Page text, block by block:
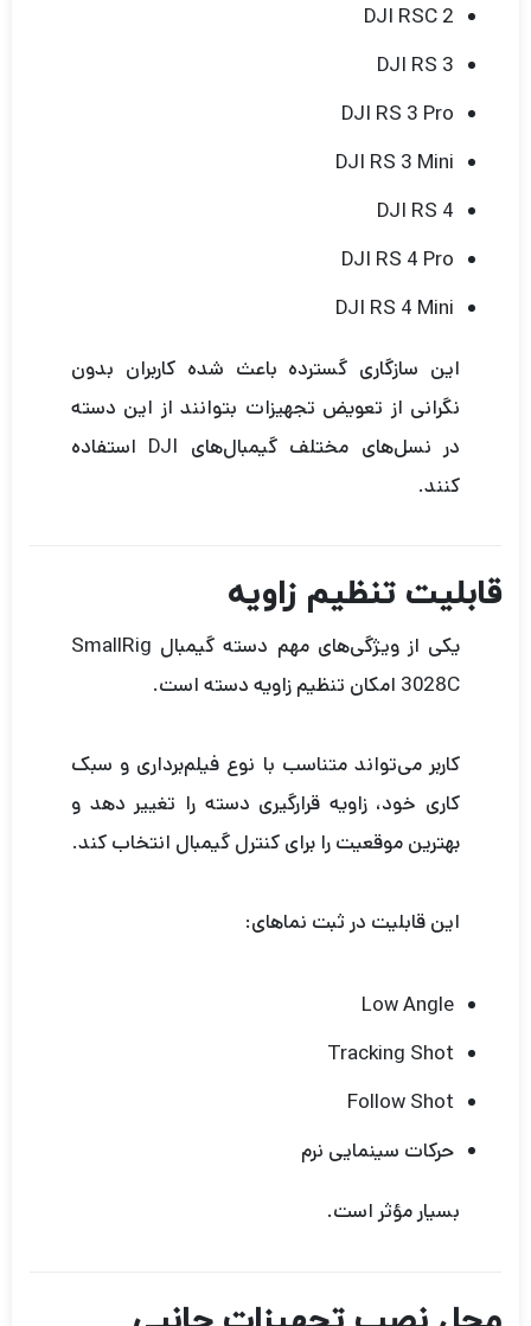
DJI RSC 2
DJI RS 3
DJI RS 3 Pro
DJI RS 3 Mini
DJI RS 4
DJI RS 4 Pro
DJI RS 4 Mini
این سازگاری گسترده باعث شده کاربران بدون
نگرانی از تعویض تجهیزات بتوانند از این دسته
در نسل‌های مختلف گیمبال‌های DJI استفاده
کنند.
قابلیت تنظیم زاویه
یکی از ویژگی‌های مهم دسته گیمبال SmallRig
3028C امکان تنظیم زاویه دسته است.
کاربر می‌تواند متناسب با نوع فیلم‌برداری و سبک
کاری خود، زاویه قرارگیری دسته را تغییر دهد و
بهترین موقعیت را برای کنترل گیمبال انتخاب کند.
این قابلیت در ثبت نماهای:
Low Angle
Tracking Shot
Follow Shot
حرکات سینمایی نرم
بسیار مؤثر است.